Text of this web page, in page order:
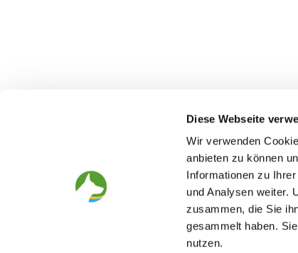
Diese Webseite
Wir verwenden
anbieten zu können
Informationen zu
und Analysen weiter.
zusammen, die Sie
gesammelt haben.
nutzen.
The German Shepherd
Everything about the breed
Breeding and upbringing
Helper and saviour
The
Structur
SV